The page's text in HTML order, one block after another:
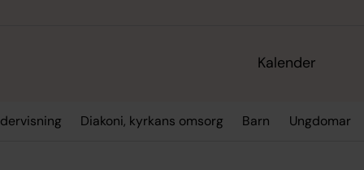
Kalender
Diakoni, kyrkans omsorg Barn Ungdomar